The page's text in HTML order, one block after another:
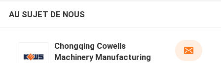
AU SUJET DE NOUS
Chongqing Cowells
Machinery Manufacturing